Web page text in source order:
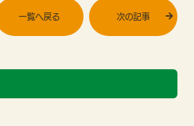
一覧へ戻る 次の記事